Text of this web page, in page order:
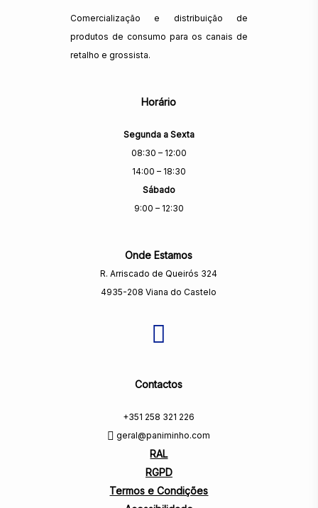
Comercialização e distribuição de
produtos de consumo para os canais de
retalho e grossista.
Horário
Segunda a Sexta
08:30 – 12:00
14:00 – 18:30
Sábado
9:00 – 12:30
Onde Estamos
R. Arriscado de Queirós 324
4935-208 Viana do Castelo
Contactos
+351 258 321 226
geral@paniminho.com
RAL
RGPD
Termos e Condições